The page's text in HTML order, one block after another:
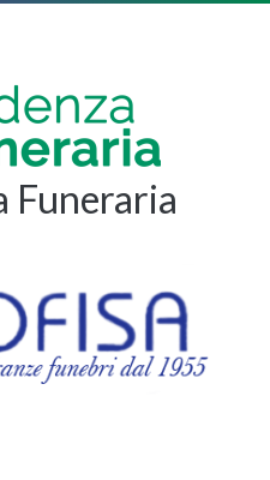
Funeraria